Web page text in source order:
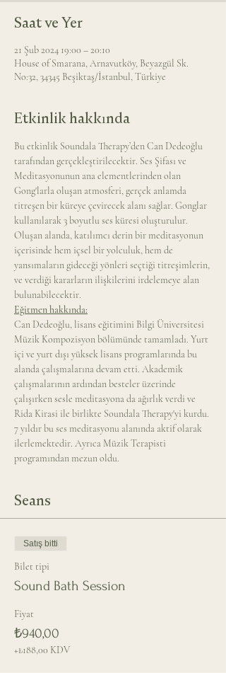
Saat ve Yer
21 Şub 2024 19:00 – 20:10
House of Smarana, Arnavutköy, Beyazgül Sk.
No:32, 34345 Beşiktaş/İstanbul, Türkiye
Etkinlik hakkında
Bu etkinlik Soundala Therapy’den Can Dedeoğlu
tarafından gerçekleştirilecektir. Ses Şifası ve
Meditasyonunun ana elementlerinden olan
Gong'larla oluşan atmosferi, gerçek anlamda
titreşen bir küreye çevirecek alanı sağlar. Gonglar
kullanılarak 3 boyutlu ses küresi oluşturulur.
Oluşan alanda, katılımcı derin bir meditasyonun
içerisinde hem içsel bir yolculuk, hem de
yansımaların gideceği yönleri seçtiği titreşimlerin,
ve verdiği kararların ilişkilerini irdelemeye alan
bulunabilecektir.
Eğitmen hakkında:
Can Dedeoğlu, lisans eğitimini Bilgi Üniversitesi
Müzik Kompozisyon bölümünde tamamladı. Yurt
içi ve yurt dışı yüksek lisans programlarında bu
alanda çalışmalarına devam etti. Akademik
çalışmalarının ardından besteler üzerinde
çalışırken sesle meditasyona da ağırlık verdi ve
Rida Kirasi ile birlikte Soundala Therapy'yi kurdu.
7 yıldır bu ses meditasyonu alanında aktif olarak
ilerlemektedir. Ayrıca Müzik Terapisti
programından mezun oldu.
Seans
Satış bitti
Bilet tipi
Sound Bath Session
Fiyat
₺940,00
+₺188,00 KDV